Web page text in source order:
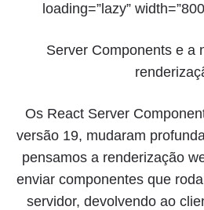
loading=”lazy”
Server Components e a
Os React Server
versão 19, mudaram
pensamos a renderização
enviar componentes que
servidor, devolvendo ao